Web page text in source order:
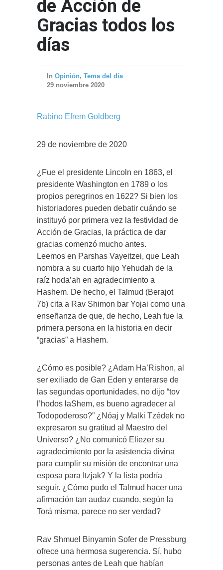
de Acción de
Gracias todos los
días
In Opinión, Tema del día
29 noviembre 2020
Rabino Efrem Goldberg
29 de noviembre de 2020
¿Fue el presidente Lincoln en 1863, el
presidente Washington en 1789 o los
propios peregrinos en 1622? Si bien los
historiadores pueden debatir cuándo se
instituyó por primera vez la festividad de
Acción de Gracias, la práctica de dar
gracias comenzó mucho antes.
Leemos en Parshas Vayeitzei, que Leah
nombra a su cuarto hijo Yehudah de la
raíz hoda’ah en agradecimiento a
Hashem. De hecho, el Talmud (Berajot
7b) cita a Rav Shimon bar Yojai como una
enseñanza de que, de hecho, Leah fue la
primera persona en la historia en decir
“gracias” a Hashem.
¿Cómo es posible? ¿Adam Ha’Rishon, al
ser exiliado de Gan Eden y enterarse de
las segundas oportunidades, no dijo “tov
l’hodos laShem, es bueno agradecer al
Todopoderoso?” ¿Nóaj y Malki Tzédek no
expresaron su gratitud al Maestro del
Universo? ¿No comunicó Eliezer su
agradecimiento por la asistencia divina
para cumplir su misión de encontrar una
esposa para Itzjak? Y la lista podría
seguir. ¿Cómo pudo el Talmud hacer una
afirmación tan audaz cuando, según la
Torá misma, parece no ser verdad?
Rav Shmuel Binyamin Sofer de Pressburg
ofrece una hermosa sugerencia. Sí, hubo
personas antes de Leah que habían